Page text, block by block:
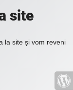
site
la site și vom reveni